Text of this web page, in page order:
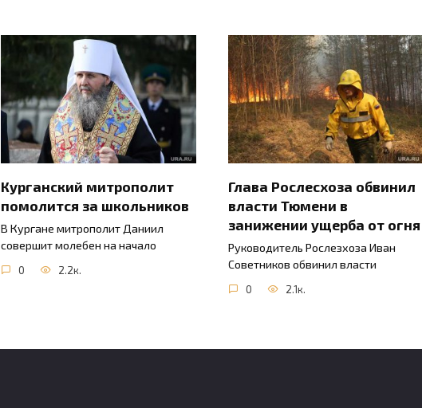
Курганский митрополит
помолится за школьников
В Кургане митрополит Даниил
совершит молебен на начало
0 2.2к.
Глава Рослесхоза обвинил
власти Тюмени в
занижении ущерба от огня
Руководитель Рослезхоза Иван
Советников обвинил власти
0 2.1к.